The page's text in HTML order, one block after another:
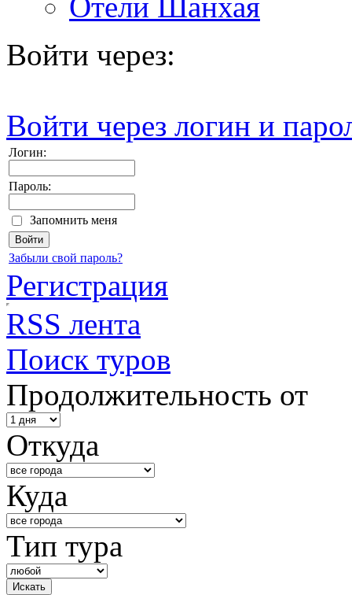
Отели Шанхая
Войти через:
Войти через логин и
Логин:
Пароль:
Запомнить меня
Забыли свой пароль?
Регистрация
RSS лента
Поиск туров
Продолжительность от
Откуда
Куда
Тип тура